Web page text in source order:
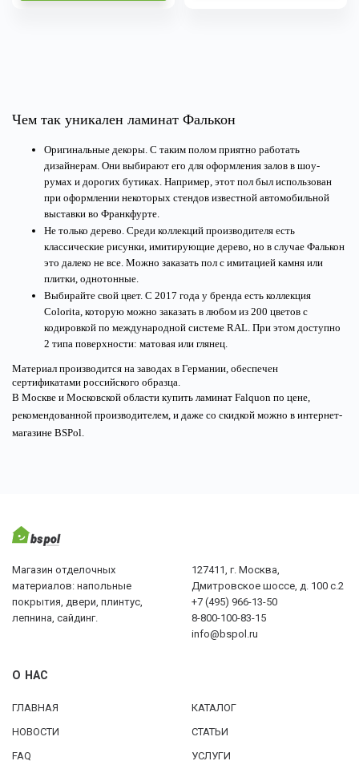
Чем так уникален ламинат Фалькон
Оригинальные декоры. С таким полом приятно работать
дизайнерам. Они выбирают его для оформления залов в шоу-
румах и дорогих бутиках. Например, этот пол был использован
при оформлении некоторых стендов известной автомобильной
выставки во Франкфурте.
Не только дерево. Среди коллекций производителя есть
классические рисунки, имитирующие дерево, но в случае Фалькон
это далеко не все. Можно заказать пол с имитацией камня или
плитки, однотонные.
Выбирайте свой цвет. С 2017 года у бренда есть коллекция
Colorita, которую можно заказать в любом из 200 цветов с
кодировкой по международной системе RAL. При этом доступно
2 типа поверхности: матовая или глянец.
Материал производится на заводах в Германии, обеспечен
сертификатами российского образца.
В Москве и Московской области купить ламинат Falquon по цене,
рекомендованной производителем, и даже со скидкой можно в интернет-
магазине BSPol.
Магазин отделочных
материалов: напольные
покрытия, двери, плинтус,
лепнина, сайдинг.
127411, г. Москва,
Дмитровское шоссе, д. 100 с.2
+7 (495) 966-13-50
8-800-100-83-15
info@bspol.ru
О НАС
ГЛАВНАЯ
КАТАЛОГ
НОВОСТИ
СТАТЬИ
FAQ
УСЛУГИ